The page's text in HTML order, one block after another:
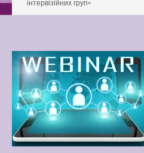
інтервізійних груп»